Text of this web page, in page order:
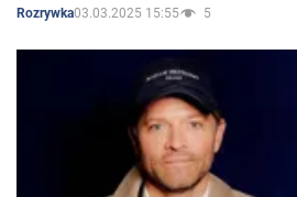
Rozrywka03.03.2025 15:55 5